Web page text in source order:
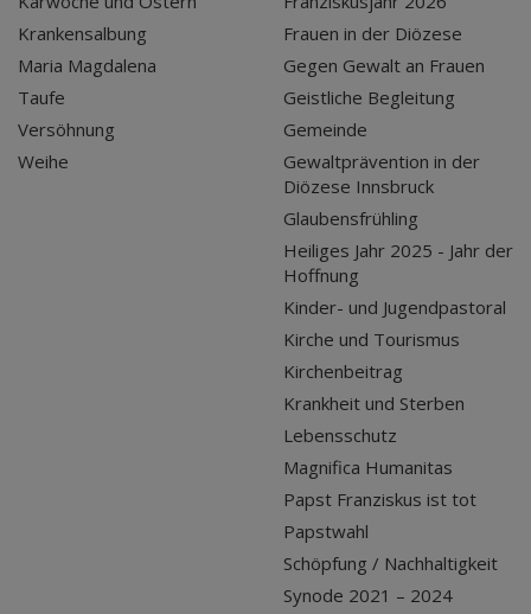
Krankensalbung
Maria Magdalena
Taufe
Versöhnung
Weihe
Frauen in der Diözese
Gegen Gewalt an Frauen
Geistliche Begleitung
Gemeinde
Gewaltprävention in der
Diözese Innsbruck
Glaubensfrühling
Heiliges Jahr 2025 - Jahr der
Hoffnung
Kinder- und Jugendpastoral
Kirche und Tourismus
Kirchenbeitrag
Krankheit und Sterben
Lebensschutz
Magnifica Humanitas
Papst Franziskus ist tot
Papstwahl
Schöpfung / Nachhaltigkeit
Synode 2021 – 2024